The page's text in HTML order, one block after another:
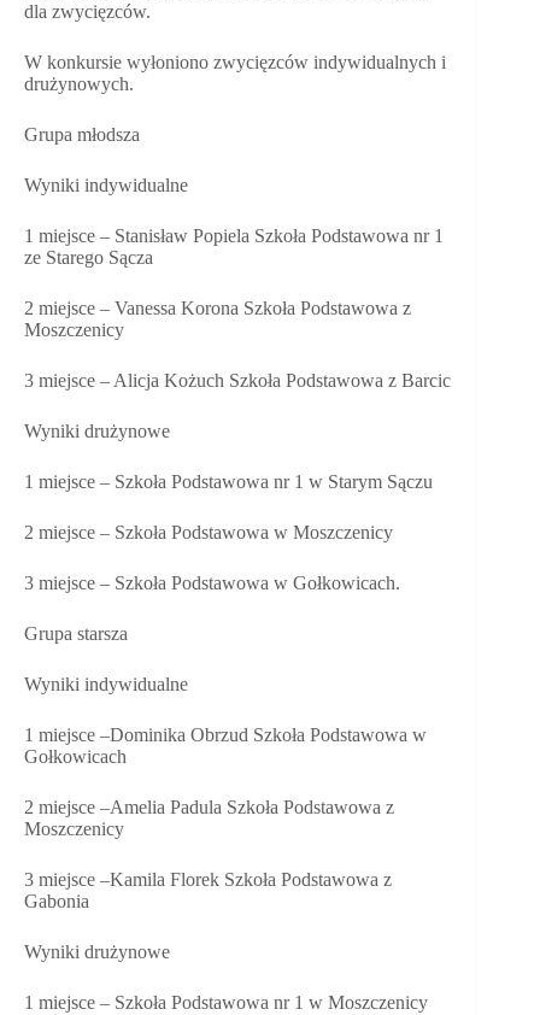
dla zwycięzców.
W konkursie wyłoniono zwycięzców indywidualnych i
drużynowych.
Grupa młodsza
Wyniki indywidualne
1 miejsce – Stanisław Popiela Szkoła Podstawowa nr 1
ze Starego Sącza
2 miejsce – Vanessa Korona Szkoła Podstawowa z
Moszczenicy
3 miejsce – Alicja Kożuch Szkoła Podstawowa z Barcic
Wyniki drużynowe
1 miejsce – Szkoła Podstawowa nr 1 w Starym Sączu
2 miejsce – Szkoła Podstawowa w Moszczenicy
3 miejsce – Szkoła Podstawowa w Gołkowicach.
Grupa starsza
Wyniki indywidualne
1 miejsce –Dominika Obrzud Szkoła Podstawowa w
Gołkowicach
2 miejsce –Amelia Padula Szkoła Podstawowa z
Moszczenicy
3 miejsce –Kamila Florek Szkoła Podstawowa z
Gabonia
Wyniki drużynowe
1 miejsce – Szkoła Podstawowa nr 1 w Moszczenicy